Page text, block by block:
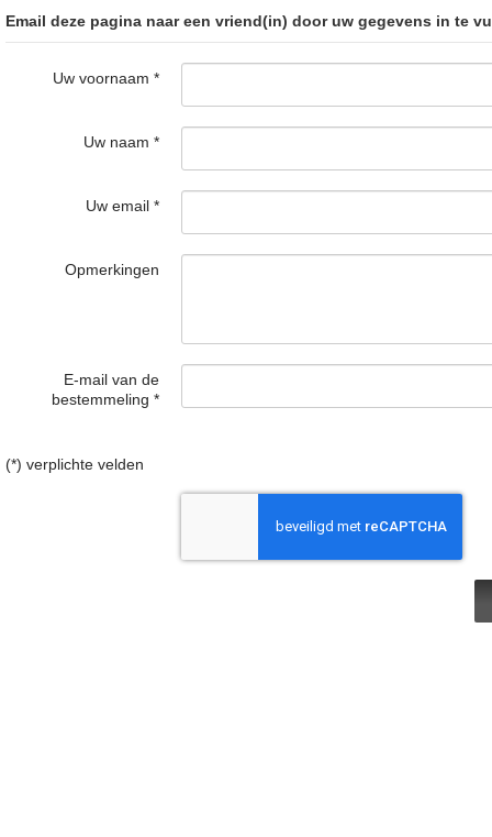
Email deze pagina naar een vriend(in) door uw gegevens in te
Uw voornaam *
Uw naam *
Uw email *
Opmerkingen
E-mail van de
bestemmeling *
(*) verplichte velden